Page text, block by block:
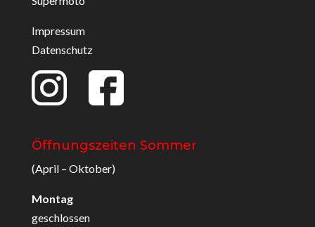
Impressum
Datenschutz
Öffnungszeiten Sommer
(April – Oktober)
Montag
geschlossen